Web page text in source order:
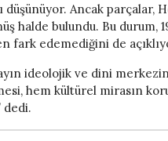
düşünüyor. Ancak parçalar,
halde bulundu. Bu durum,
fark edemediğini de
ideolojik ve dini
hem kültürel mirasın
dedi.